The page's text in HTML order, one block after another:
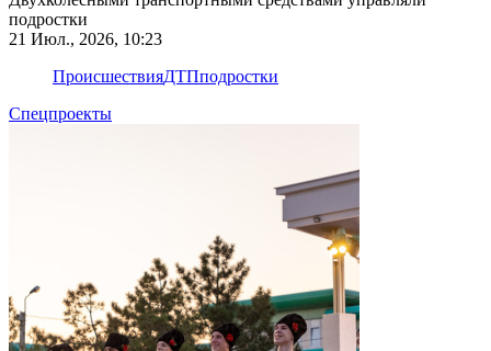
подростки
21 Июл., 2026, 10:23
ПроисшествияДТПподростки
Спецпроекты